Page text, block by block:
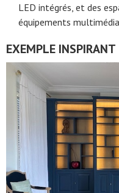
LED intégrés, et des
équipements
EXEMPLE INSPIRANT